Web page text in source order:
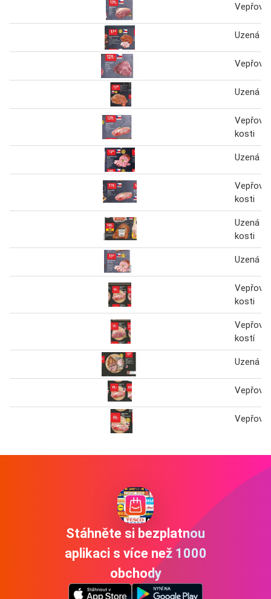
Vepřová
Uzená
Vepřová
Uzená
Vepřová
kosti
Uzená
Vepřová
kosti
Uzená
kosti
Uzená
Vepřová
kosti
Vepřová
kostí
Uzená
Vepřová
Vepřová
Stáhněte si bezplatnou
aplikaci s více než 1000
obchody